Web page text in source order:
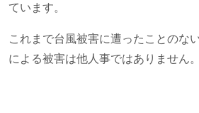
ています。
これまで台風被害に遭ったことのな
による被害は他人事ではありません。